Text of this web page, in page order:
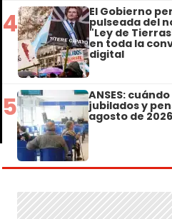
4 El Gobierno
pulseada del
"Ley de
en toda la
digital
5 ANSES:
jubilados y
agosto de